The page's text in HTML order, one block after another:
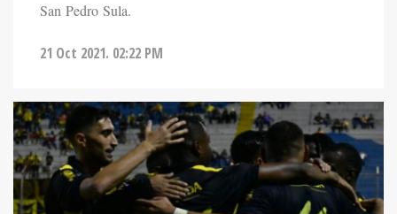
San Pedro Sula.
21 Oct 2021. 02:22 PM